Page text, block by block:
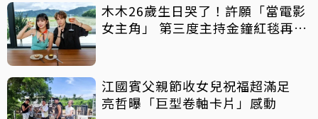
木木26歲生日哭了！許願「當電影
女主角」 第三度主持金鐘紅毯再喊
江國賓父親節收女兒祝福超滿足
亮哲曝「巨型卷軸卡片」感動